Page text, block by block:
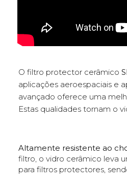
O filtro protector cerâmico
aplicações aeroespaciais e
avançado oferece uma
Estas qualidades tornam o
Altamente resistente ao
filtro, o vidro cerâmico leva
para filtros protectores,